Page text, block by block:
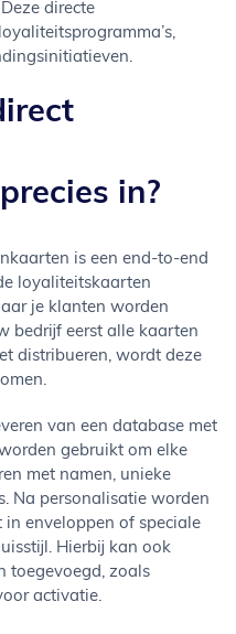
directe
in?
is een end-to-end
loyaliteitskaarten
je klanten worden
bedrijf eerst alle kaarten
distribueren, wordt deze
van een database met
gebruikt om elke
met namen, unieke
Na personalisatie worden
enveloppen of speciale
Hierbij kan ook
toegevoegd, zoals
activatie.